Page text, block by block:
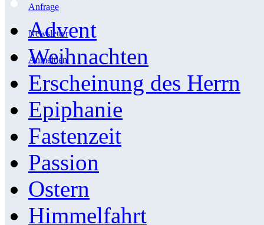
Anfrage
Newsletter
Anmelden
Advent
Weihnachten
Erscheinung des Herrn
Epiphanie
Fastenzeit
Passion
Ostern
Himmelfahrt